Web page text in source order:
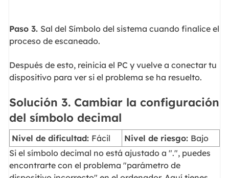
Paso 3. Sal del Símbolo del sistema cuando finalice el
proceso de escaneado.
Después de esto, reinicia el PC y vuelve a conectar tu
dispositivo para ver si el problema se ha resuelto.
Solución 3. Cambiar la configuración
del símbolo decimal
Nivel de dificultad: Fácil Nivel de riesgo: Bajo
Si el símbolo decimal no está ajustado a ".", puedes
encontrarte con el problema "parámetro de